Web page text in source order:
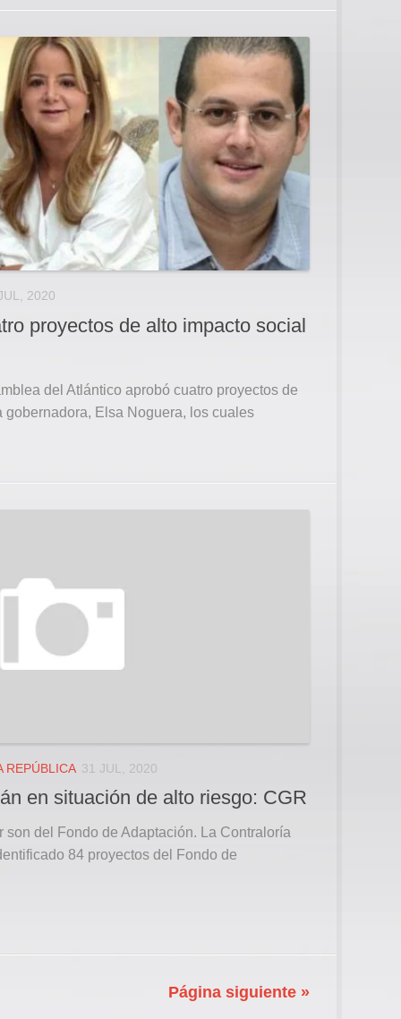
2020
proyectos de alto impacto social
del Atlántico aprobó cuatro proyectos de
Elsa Noguera, los cuales
REPÚBLICA 31 JUL, 2020
en situación de alto riesgo: CGR
son del Fondo de Adaptación. La Contraloría
84 proyectos del Fondo de
Página siguiente »